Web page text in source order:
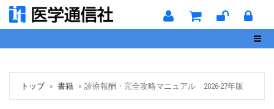
トップ 書籍 診療報酬・完全攻略マニュアル 2026-27年版